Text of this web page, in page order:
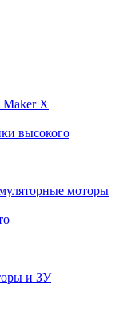
Maker X
высокого
моторы
и ЗУ